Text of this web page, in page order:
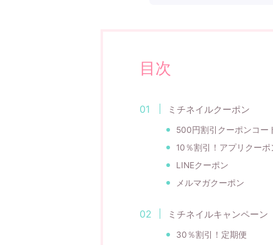
目次
ミチネイルクーポン
500円割引クーポンコー
10％割引！アプリクーポ
LINEクーポン
メルマガクーポン
ミチネイルキャンペーン
30％割引！定期便